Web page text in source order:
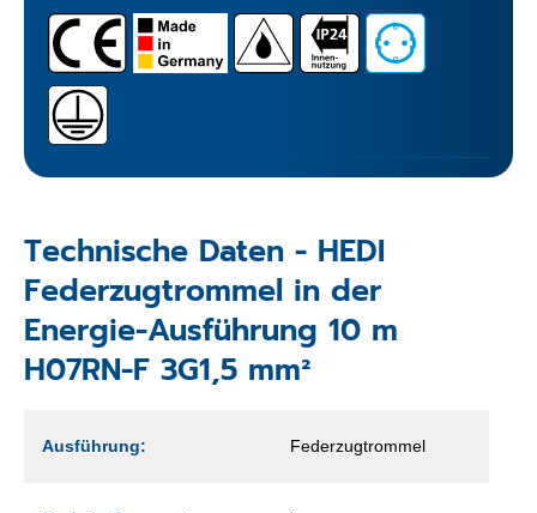
Technische Daten - HEDI
Federzugtrommel in der
Energie-Ausführung 10 m
H07RN-F 3G1,5 mm²
Ausführung: Federzugtrommel